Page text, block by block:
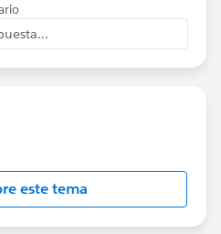
este tema